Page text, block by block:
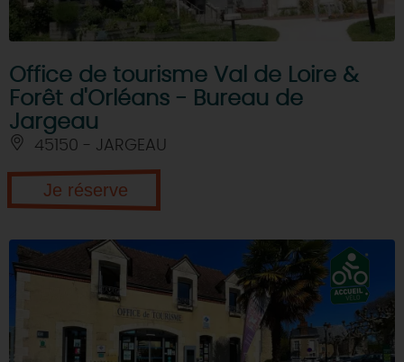
Office de tourisme Val de Loire &
Forêt d'Orléans - Bureau de
Jargeau
45150 - JARGEAU
Je réserve